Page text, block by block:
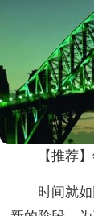
【推荐
时间就